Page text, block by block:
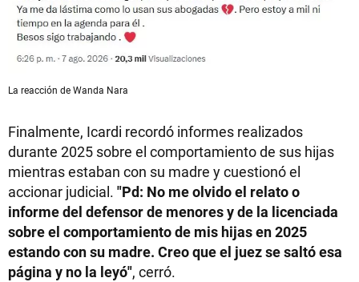
La reacción de Wanda Nara
Finalmente, Icardi recordó informes realizados
durante 2025 sobre el comportamiento de sus hijas
mientras estaban con su madre y cuestionó el
accionar judicial. "Pd: No me olvido el relato o
informe del defensor de menores y de la licenciada
sobre el comportamiento de mis hijas en 2025
estando con su madre. Creo que el juez se saltó esa
página y no la leyó", cerró.